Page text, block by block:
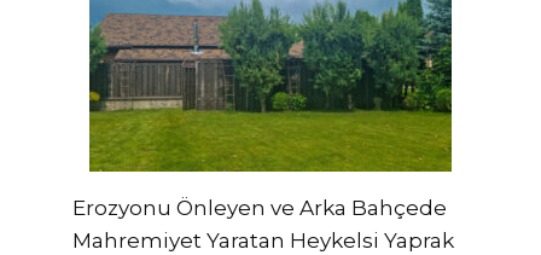
Erozyonu Önleyen ve Arka Bahçede
Mahremiyet Yaratan Heykelsi Yaprak